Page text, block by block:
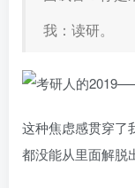
我：读研。
这种焦虑感贯穿了
都没能从里面解脱